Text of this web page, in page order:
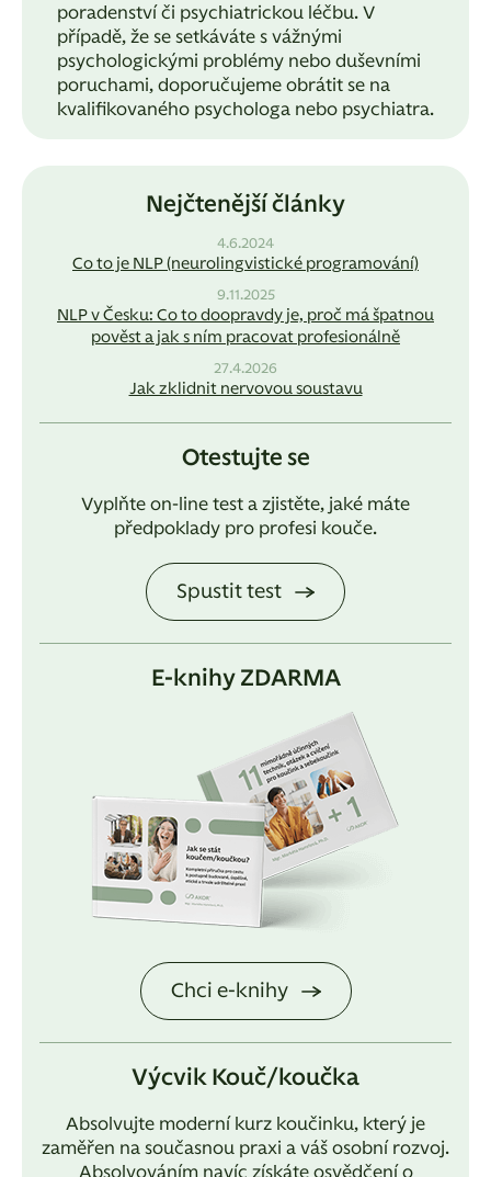
poradenství či psychiatrickou léčbu. V
případě, že se setkáváte s vážnými
psychologickými problémy nebo duševními
poruchami, doporučujeme obrátit se na
kvalifikovaného psychologa nebo psychiatra.
Nejčtenější články
4.6.2024
Co to je NLP (neurolingvistické programování)
9.11.2025
NLP v Česku: Co to doopravdy je, proč má špatnou
pověst a jak s ním pracovat profesionálně
27.4.2026
Jak zklidnit nervovou soustavu
Otestujte se
Vyplňte on-line test a zjistěte, jaké máte
předpoklady pro profesi kouče.
Spustit test
E-knihy ZDARMA
Chci e-knihy
Výcvik Kouč/koučka
Absolvujte moderní kurz koučinku, který je
zaměřen na současnou praxi a váš osobní rozvoj.
Absolvováním navíc získáte osvědčení o